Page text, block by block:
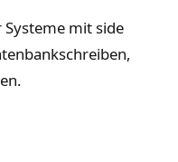
mit side